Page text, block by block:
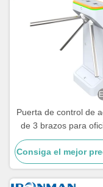
Puerta de control de
de 3 brazos para
escuelas,
entradas de alto
Consiga el mejor